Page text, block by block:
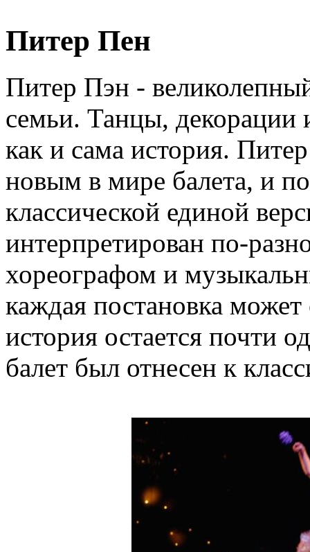
Питер Пен
Питер Пэн -
семьи. Танцы,
как и сама история.
новым в мире балета, и
классической единой
интерпретирован по-
хореографом и
каждая постановка может
история остается почти
балет был отнесен к